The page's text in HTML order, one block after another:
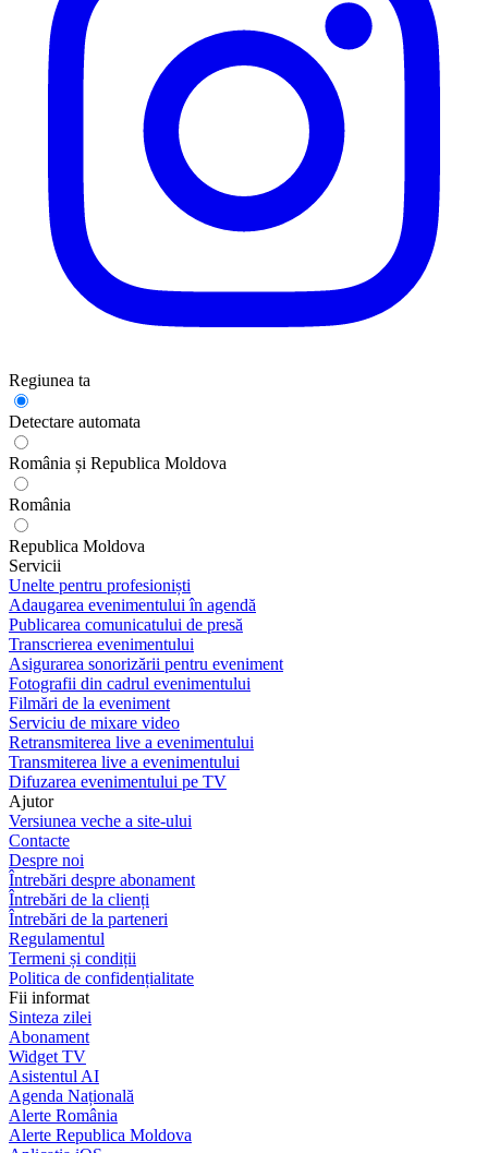
Regiunea ta
Detectare automata
România și Republica Moldova
România
Republica Moldova
Servicii
Unelte pentru profesioniști
Adaugarea evenimentului în agendă
Publicarea comunicatului de presă
Transcrierea evenimentului
Asigurarea sonorizării pentru eveniment
Fotografii din cadrul evenimentului
Filmări de la eveniment
Serviciu de mixare video
Retransmiterea live a evenimentului
Transmiterea live a evenimentului
Difuzarea evenimentului pe TV
Ajutor
Versiunea veche a site-ului
Contacte
Despre noi
Întrebări despre abonament
Întrebări de la clienți
Întrebări de la parteneri
Regulamentul
Termeni și condiții
Politica de confidențialitate
Fii informat
Sinteza zilei
Abonament
Widget TV
Asistentul AI
Agenda Națională
Alerte România
Alerte Republica Moldova